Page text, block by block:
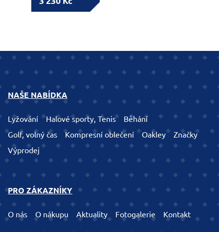
NAŠE NABÍDKA
Lyžování Halové sporty, Tenis
Běhání
Golf, volný čas
Kompresní oblečení Oakley
Značky
Výprodej
PRO ZÁKAZNÍKY
O nás O nákupu Aktuality Fotogalerie Kontakt